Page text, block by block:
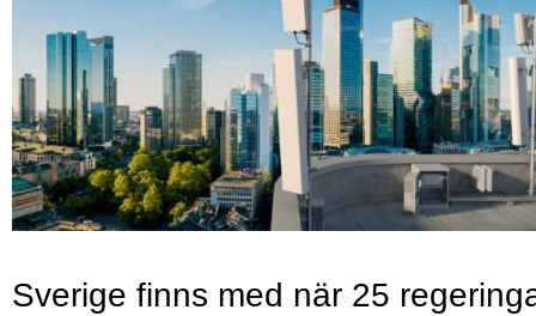
Sverige finns med när 25